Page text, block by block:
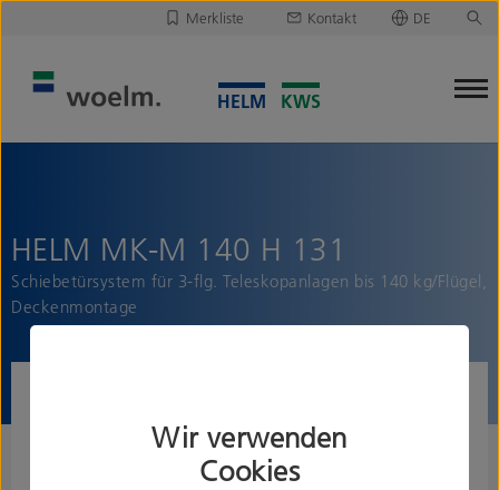
Wir verwenden
Cookies
Merkliste Kontakt DE
HELM MK-M 140 H 131
Schiebetürsystem für 3-flg. Teleskopanlagen bis 140 kg/Flügel,
Deckenmontage